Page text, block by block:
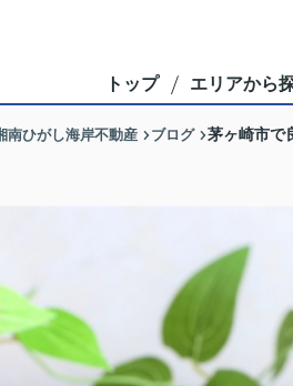
トップ エリアから
南ひがし海岸不動産 ブログ 茅ヶ崎市で